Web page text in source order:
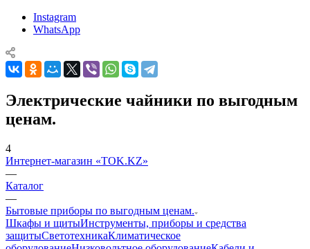
Instagram
WhatsApp
Электрические чайники по выгодным
ценам.
4
Интернет-магазин «TOK.KZ»
—
Каталог
—
Бытовые приборы по выгодным ценам.
Шкафы и щитыИнструменты, приборы и средства
защитыСветотехникаКлиматическое